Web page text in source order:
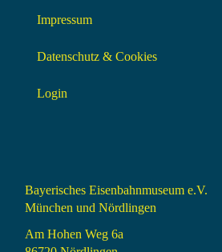
Impressum
Datenschutz & Cookies
Login
Bayerisches Eisenbahnmuseum e.V.
München und Nördlingen
Am Hohen Weg 6a